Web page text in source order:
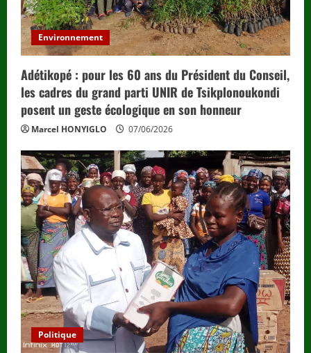
Environnement
Adétikopé : pour les 60 ans du Président du Conseil,
les cadres du grand parti UNIR de Tsikplonoukondi
posent un geste écologique en son honneur
Marcel HONYIGLO 07/06/2026
Politique